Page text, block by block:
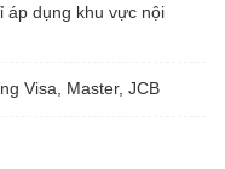
áp dụng khu vực nội
Visa, Master, JCB